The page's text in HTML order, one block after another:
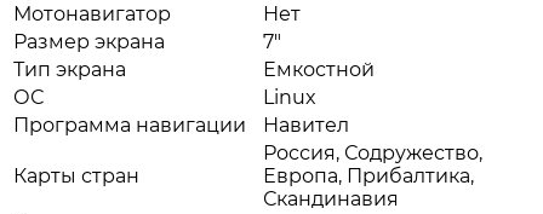
Мотонавигатор
Нет
Размер экрана
7"
Тип экрана
Емкостной
ОС
Linux
Программа навигации
Навител
Карты стран
Россия, Содружество,
Европа, Прибалтика,
Скандинавия